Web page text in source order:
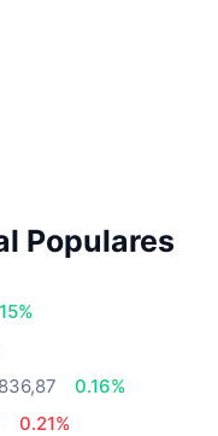
Populares
0.16%
0.21%